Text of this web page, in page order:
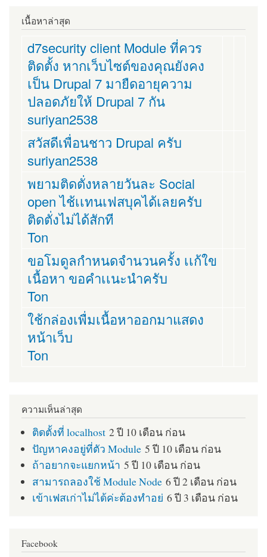
เนื้อหาล่าสุด
d7security client Module ที่ควร
ติดตั้ง หากเว็บไซต์ของคุณยังคง
เป็น Drupal 7 มายืดอายุความ
ปลอดภัยให้ Drupal 7 กัน
suriyan2538
สวัสดีเพื่อนชาว Drupal ครับ
suriyan2538
พยามติดตั่งหลายวันละ Social
open ไช้เเทนเฟสบุคได้เลยครับ
ติดตั่งไม่ได้สักที
Ton
ขอโมดูลกำหนดจำนวนครั้ง เเก้ใข
เนื้อหา ขอคำเเนะนำครับ
Ton
ใช้กล่องเพื่มเนื้อหาออกมาแสดง
หน้าเว็บ
Ton
ความเห็นล่าสุด
ติดตั้งที่ localhost 2 ปี 10 เดือน ก่อน
ปัญหาคงอยู่ที่ตัว Module 5 ปี 10 เดือน ก่อน
ถ้าอยากจะแยกหน้า 5 ปี 10 เดือน ก่อน
สามารถลองใช้ Module Node 6 ปี 2 เดือน ก่อน
เข้าเฟสเก่าไม่ได้ค่ะต้องทำอย่ 6 ปี 3 เดือน ก่อน
Facebook